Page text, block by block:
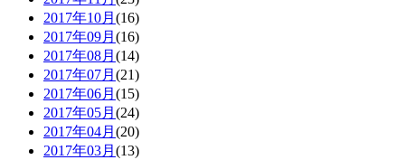
2017年10月 (16)
2017年09月 (16)
2017年08月 (14)
2017年07月 (21)
2017年06月 (15)
2017年05月 (24)
2017年04月 (20)
2017年03月 (13)